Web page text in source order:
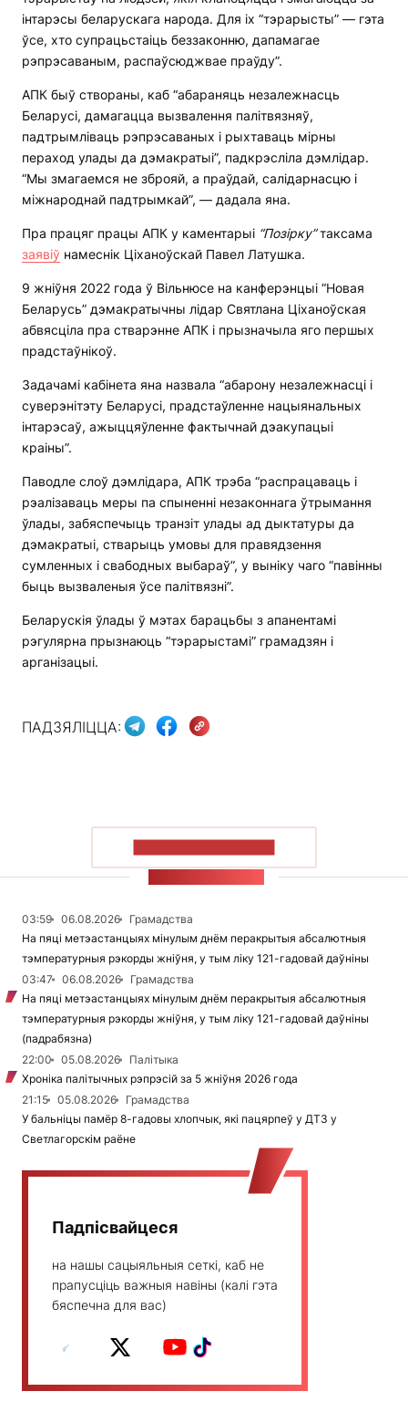
інтарэсы беларускага народа. Для іх “тэрарысты” — гэта
ўсе, хто супрацьстаіць беззаконню, дапамагае
рэпрэсаваным, распаўсюджвае праўду”.
АПК быў створаны, каб “абараняць незалежнасць
Беларусі, дамагацца вызвалення палітвязняў,
падтрымліваць рэпрэсаваных і рыхтаваць мірны
пераход улады да дэмакратыі”, падкрэсліла дэмлідар.
“Мы змагаемся не зброяй, а праўдай, салідарнасцю і
міжнароднай падтрымкай”, — дадала яна.
Пра працяг працы АПК у каментарыі “Позірку”таксама
заявіў намеснік Ціханоўскай Павел Латушка.
9 жніўня 2022 года ў Вільнюсе на канферэнцыі “Новая
Беларусь” дэмакратычны лідар Святлана Ціханоўская
абвясціла пра стварэнне АПК і прызначыла яго першых
прадстаўнікоў.
Задачамі кабінета яна назвала “абарону незалежнасці і
суверэнітэту Беларусі, прадстаўленне нацыянальных
інтарэсаў, ажыццяўленне фактычнай дэакупацыі
краіны”.
Паводле слоў дэмлідара, АПК трэба “распрацаваць і
рэалізаваць меры па спыненні незаконнага ўтрымання
ўлады, забяспечыць транзіт улады ад дыктатуры да
дэмакратыі, стварыць умовы для правядзення
сумленных і свабодных выбараў”, у выніку чаго “павінны
быць вызваленыя ўсе палітвязні”.
Беларускія ўлады ў мэтах барацьбы з апанентамі
рэгулярна прызнаюць “тэрарыстамі” грамадзян і
арганізацыі.
ПАДЗЯЛІЦЦА:
03:59 06.08.2026
Грамадства
На пяці метэастанцыях мінулым днём перакрытыя абсалютныя
тэмпературныя рэкорды жніўня, у тым ліку 121-гадовай даўніны
03:47
06.08.2026
Грамадства
На пяці метэастанцыях мінулым днём перакрытыя абсалютныя
тэмпературныя рэкорды жніўня, у тым ліку 121-гадовай даўніны
(падрабязна)
22:00
05.08.2026
Палітыка
Хроніка палітычных рэпрэсій за 5 жніўня 2026 года
21:15
05.08.2026
Грамадства
У бальніцы памёр 8-гадовы хлопчык, які пацярпеў у ДТЗ у
Светлагорскім раёне
Падпісвайцеся
на нашы сацыяльныя сеткі, каб не
прапусціць важныя навіны (калі гэта
бяспечна для вас)